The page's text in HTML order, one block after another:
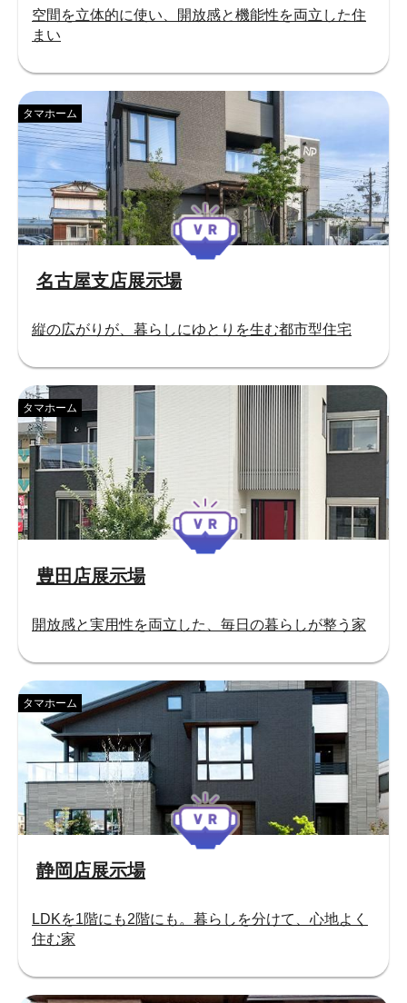
空間を立体的に使い、開放感と機能性を両立した住
まい
名古屋支店展示場
タマホーム
縦の広がりが、暮らしにゆとりを生む都市型住宅
豊田店展示場
タマホーム
開放感と実用性を両立した、毎日の暮らしが整う家
静岡店展示場
タマホーム
LDKを1階にも2階にも。暮らしを分けて、心地よく
住む家